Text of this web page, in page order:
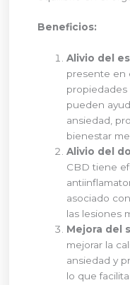
Beneficios:
Alivio del
presente en
propiedades
pueden
ansiedad,
bienestar
Alivio del
CBD tiene
asociado
las lesiones
Mejora del
mejorar la
ansiedad y
lo que